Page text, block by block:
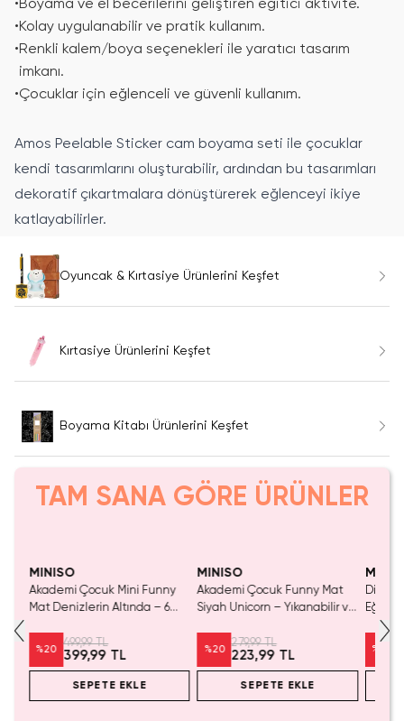
•Boyama ve el becerilerini geliştiren eğitici aktivite.
•Kolay uygulanabilir ve pratik kullanım.
•Renkli kalem/boya seçenekleri ile yaratıcı tasarım
imkanı.
•Çocuklar için eğlenceli ve güvenli kullanım.
Amos Peelable Sticker cam boyama seti ile çocuklar
kendi tasarımlarını oluşturabilir, ardından bu tasarımları
dekoratif çıkartmalara dönüştürerek eğlenceyi ikiye
katlayabilirler.
Oyuncak & Kırtasiye Ürünlerini Keşfet
Kırtasiye Ürünlerini Keşfet
Boyama Kitabı Ürünlerini Keşfet
TAM SANA GÖRE ÜRÜNLER
©
MINISO
Akademi Çocuk Mini Funny
Mat Denizlerin Altında – 6
%20
499,99 TL
399,99 TL
SEPETE EKLE
MINISO
Akademi Çocuk Funny Mat
Siyah Unicorn – Yıkanabilir ve
%20
279,99 TL
223,99 TL
SEPETE EKLE
%